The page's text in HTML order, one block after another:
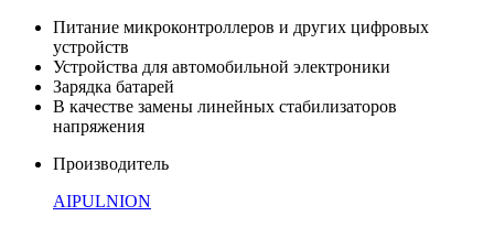
Питание микроконтроллеров и других цифровых
устройств
Устройства для автомобильной электроники
Зарядка батарей
В качестве замены линейных стабилизаторов
напряжения
Производитель
AIPULNION